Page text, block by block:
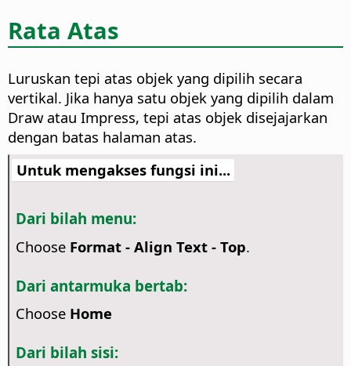
Rata Atas
Luruskan tepi atas objek yang dipilih secara
vertikal. Jika hanya satu objek yang dipilih dalam
Draw atau Impress, tepi atas objek disejajarkan
dengan batas halaman atas.
Untuk mengakses fungsi ini...
Dari bilah menu:
Choose Format - Align Text - Top.
Dari antarmuka bertab:
Choose Home
Dari bilah sisi: